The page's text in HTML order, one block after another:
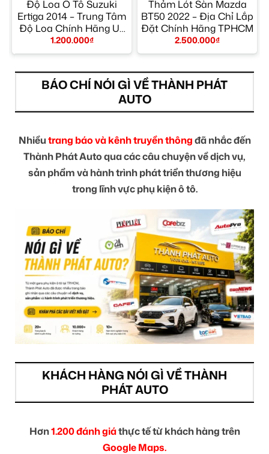
Độ Loa Ô Tô Suzuki
Ertiga 2014 – Trung Tâm
Độ Loa Chính Hãng Uy
Tín TPHCM
1.200.000₫
Thảm Lót Sàn Mazda
BT50 2022 – Địa Chỉ Lắp
Đặt Chính Hãng TPHCM
2.500.000₫
BÁO CHÍ NÓI GÌ VỀ THÀNH PHÁT
AUTO
Nhiềutrang báo và kênh truyền thôngđã nhắc đến
Thành Phát Auto qua các câu chuyện về dịch vụ,
sản phẩm và hành trình phát triển thương hiệu
trong lĩnh vực phụ kiện ô tô.
KHÁCH HÀNG NÓI GÌ VỀ THÀNH
PHÁT AUTO
Hơn1.200 đánh giáthực tế từ khách hàng trên
Google Maps.